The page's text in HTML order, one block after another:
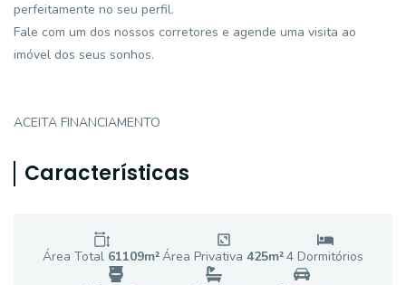
perfeitamente no seu perfil.
Fale com um dos nossos corretores e agende uma visita ao
imóvel dos seus sonhos.
ACEITA FINANCIAMENTO
Características
Área Total 61109m²Área Privativa 425m²4 Dormitórios